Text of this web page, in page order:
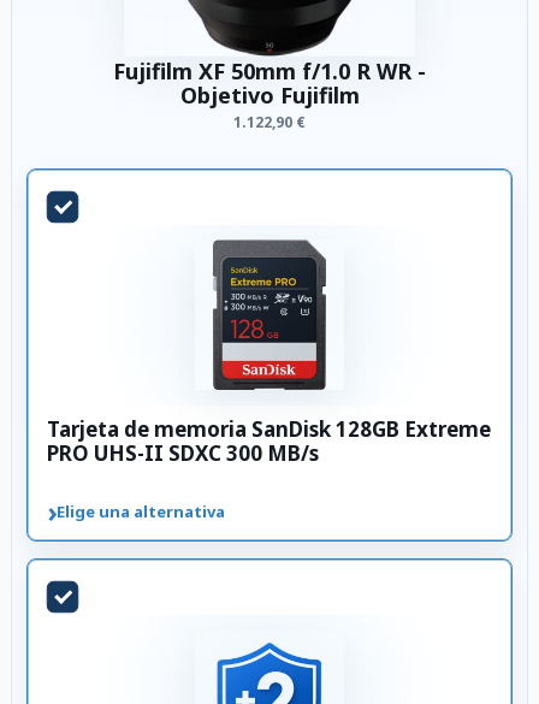
Fujifilm XF 50mm f/1.0 R WR -
Objetivo Fujifilm
1.122,90 €
Tarjeta de memoria SanDisk 128GB Extreme
PRO UHS-II SDXC 300 MB/s
›Elige una alternativa